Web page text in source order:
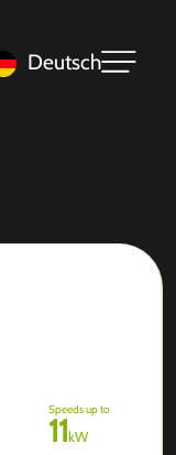
Deutsch
Speeds up to
11kW